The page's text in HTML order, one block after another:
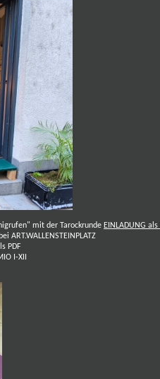
mit der Tarockrunde EINLADUNG als
bei ART.WALLENSTEINPLATZ
PDF
I-XII